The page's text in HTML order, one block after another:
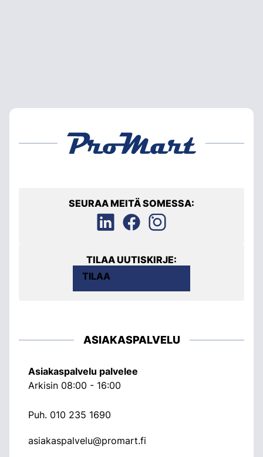
SEURAA MEITÄ SOMESSA:
TILAA UUTISKIRJE:
TILAA
ASIAKASPALVELU
Asiakaspalvelu palvelee
Arkisin 08:00 - 16:00
Puh. 010 235 1690
asiakaspalvelu@promart.fi